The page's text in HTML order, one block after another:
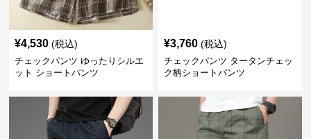
¥4,530 (税込)
チェックパンツ ゆったりシルエ
ット ショートパンツ
¥3,760 (税込)
チェックパンツ タータンチェッ
ク柄ショートパンツ